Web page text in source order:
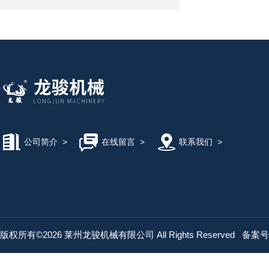
公司简介 > 在线留言> 联系我们 >
版权所有©2026 莱州龙骏机械有限公司 All Rights Reserved 备案